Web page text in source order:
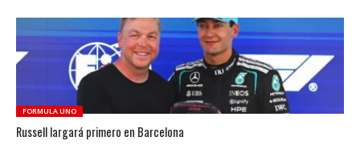
FORMULA UNO
Russell largará primero en Barcelona